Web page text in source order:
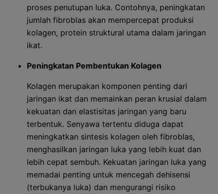
proses penutupan luka. Contohnya, peningkatan
jumlah fibroblas akan mempercepat produksi
kolagen, protein struktural utama dalam jaringan
ikat.
Peningkatan Pembentukan Kolagen
Kolagen merupakan komponen penting dari
jaringan ikat dan memainkan peran krusial dalam
kekuatan dan elastisitas jaringan yang baru
terbentuk. Senyawa tertentu diduga dapat
meningkatkan sintesis kolagen oleh fibroblas,
menghasilkan jaringan luka yang lebih kuat dan
lebih cepat sembuh. Kekuatan jaringan luka yang
memadai penting untuk mencegah dehisensi
(terbukanya luka) dan mengurangi risiko